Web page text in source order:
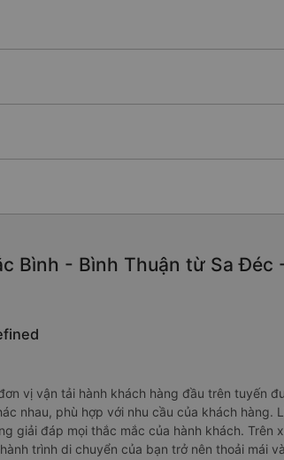
Bình - Bình Thuận từ Sa
vị vận tải hành khách hàng đầu trên tuyến
nhau, phù hợp với nhu cầu của khách
giải đáp mọi thắc mắc của hành khách.
trình di chuyển của bạn trở nên thoải mái